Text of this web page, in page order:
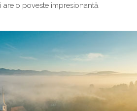
are o poveste impresionantă.